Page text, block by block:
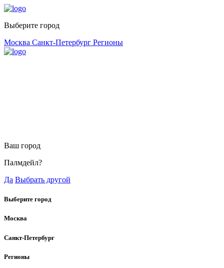
Выберите город
Москва Санкт-Петербург Регионы
Ваш город
Палмдейл?
Да Выбрать другой
Выберите город
Москва
Санкт-Петербург
Регионы